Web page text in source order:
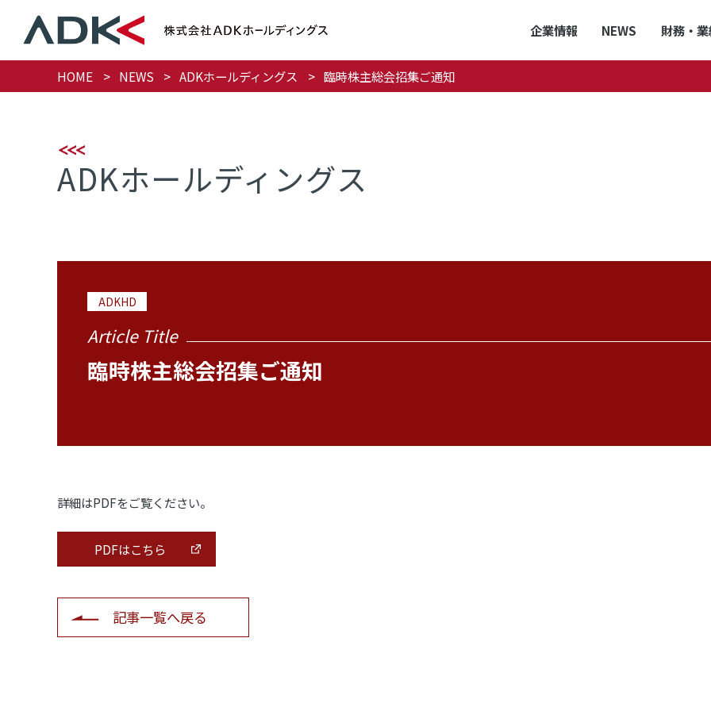
企業情報 NEWS 財務・
HOME NEWS ADKホールディングス 臨時株主総会招集ご通知
ADKホールディングス
ADKHD
Article Title
臨時株主総会招集ご通知
詳細はPDFをご覧ください。
PDFはこちら
記事一覧へ戻る